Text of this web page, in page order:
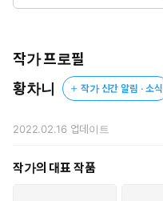
작가 프로필
황차니
작가 신간 알림 · 소식
2022.02.16 업데이트
작가의 대표 작품